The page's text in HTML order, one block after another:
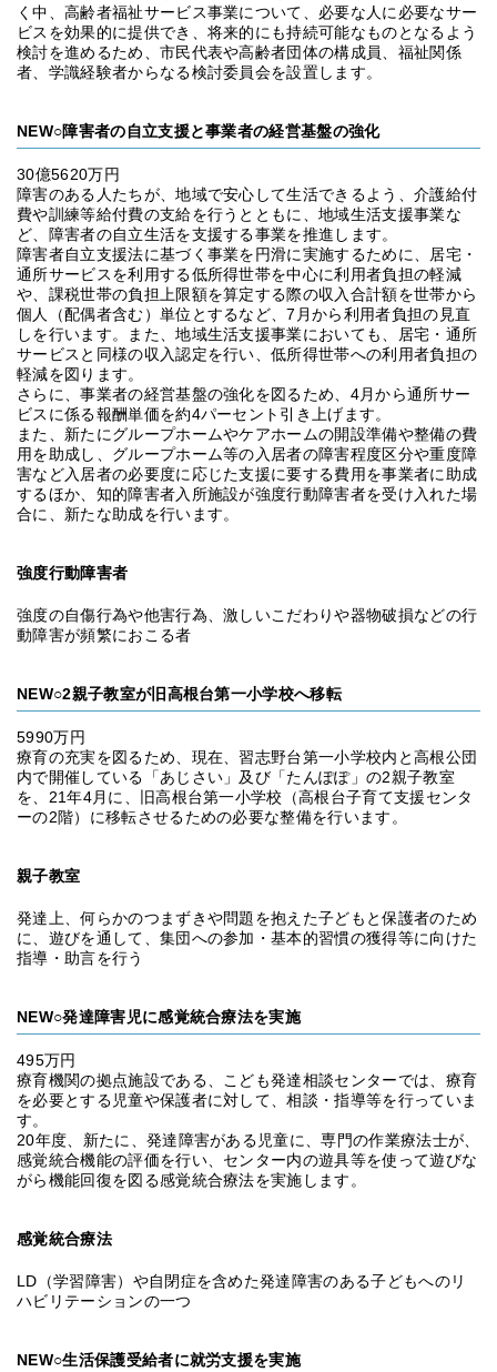
く中、高齢者福祉サービス事業について、必要な人に必要なサー
ビスを効果的に提供でき、将来的にも持続可能なものとなるよう
検討を進めるため、市民代表や高齢者団体の構成員、福祉関係
者、学識経験者からなる検討委員会を設置します。
NEW○障害者の自立支援と事業者の経営基盤の強化
30億5620万円
障害のある人たちが、地域で安心して生活できるよう、介護給付
費や訓練等給付費の支給を行うとともに、地域生活支援事業な
ど、障害者の自立生活を支援する事業を推進します。
障害者自立支援法に基づく事業を円滑に実施するために、居宅・
通所サービスを利用する低所得世帯を中心に利用者負担の軽減
や、課税世帯の負担上限額を算定する際の収入合計額を世帯から
個人（配偶者含む）単位とするなど、7月から利用者負担の見直
しを行います。また、地域生活支援事業においても、居宅・通所
サービスと同様の収入認定を行い、低所得世帯への利用者負担の
軽減を図ります。
さらに、事業者の経営基盤の強化を図るため、4月から通所サー
ビスに係る報酬単価を約4パーセント引き上げます。
また、新たにグループホームやケアホームの開設準備や整備の費
用を助成し、グループホーム等の入居者の障害程度区分や重度障
害など入居者の必要度に応じた支援に要する費用を事業者に助成
するほか、知的障害者入所施設が強度行動障害者を受け入れた場
合に、新たな助成を行います。
強度行動障害者
強度の自傷行為や他害行為、激しいこだわりや器物破損などの行
動障害が頻繁におこる者
NEW○2親子教室が旧高根台第一小学校へ移転
5990万円
療育の充実を図るため、現在、習志野台第一小学校内と高根公団
内で開催している「あじさい」及び「たんぽぽ」の2親子教室
を、21年4月に、旧高根台第一小学校（高根台子育て支援センタ
ーの2階）に移転させるための必要な整備を行います。
親子教室
発達上、何らかのつまずきや問題を抱えた子どもと保護者のため
に、遊びを通して、集団への参加・基本的習慣の獲得等に向けた
指導・助言を行う
NEW○発達障害児に感覚統合療法を実施
495万円
療育機関の拠点施設である、こども発達相談センターでは、療育
を必要とする児童や保護者に対して、相談・指導等を行っていま
す。
20年度、新たに、発達障害がある児童に、専門の作業療法士が、
感覚統合機能の評価を行い、センター内の遊具等を使って遊びな
がら機能回復を図る感覚統合療法を実施します。
感覚統合療法
LD（学習障害）や自閉症を含めた発達障害のある子どもへのリ
ハビリテーションの一つ
NEW○生活保護受給者に就労支援を実施